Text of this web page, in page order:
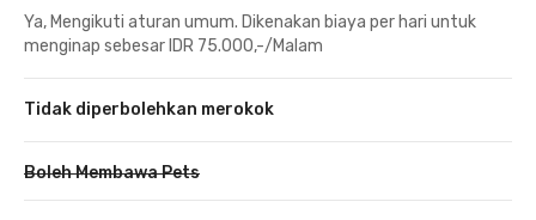
Ya, Mengikuti aturan umum. Dikenakan biaya per hari untuk
menginap sebesar IDR 75.000,-/Malam
Tidak diperbolehkan merokok
Boleh Membawa Pets